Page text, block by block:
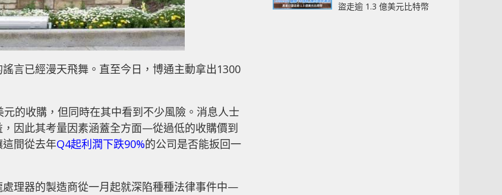
言已經漫天飛舞。直至今日，博通主動拿出1300
元的收購，但同時在其中看到不少風險。消息人士
因此其考量因素涵蓋全方面—從過低的收購價到
間從去年Q4起利潤下跌90%的公司是否能扳回一
理器的製造商從一月起就深陷種種法律事件中—
盜走逾 1.3 億美元比特幣